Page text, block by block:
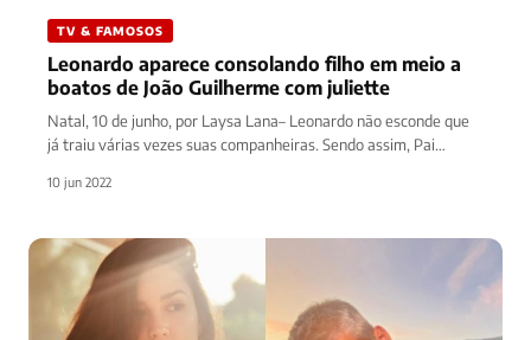
TV & FAMOSOS
Leonardo aparece consolando filho em meio a
boatos de João Guilherme com juliette
Natal, 10 de junho, por Laysa Lana– Leonardo não esconde que
já traiu várias vezes suas companheiras. Sendo assim, Pai…
10 jun 2022